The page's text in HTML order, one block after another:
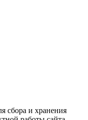
сбора и хранения